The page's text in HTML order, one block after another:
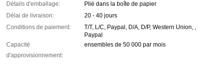
Détails d'emballage:
Plié dans la boîte de papier
Délai de livraison:
20 - 40 jours
Conditions de paiement:
T/T, L/C, Paypal, D/A, D/P, Western Union, ,
Paypal
Capacité
d'approvisionnement:
ensembles de 50 000 par mois